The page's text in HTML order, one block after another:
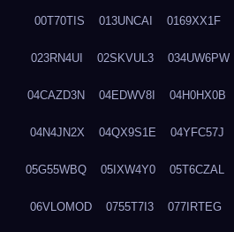
00T70TIS 013UNCAI 0169XX1F
023RN4UI 02SKVUL3 034UW6PW
04CAZD3N 04EDWV8I 04H0HX0B
04N4JN2X 04QX9S1E 04YFC57J
05G55WBQ 05IXW4Y0 05T6CZAL
06VLOMOD 0755T7I3 077IRTEG